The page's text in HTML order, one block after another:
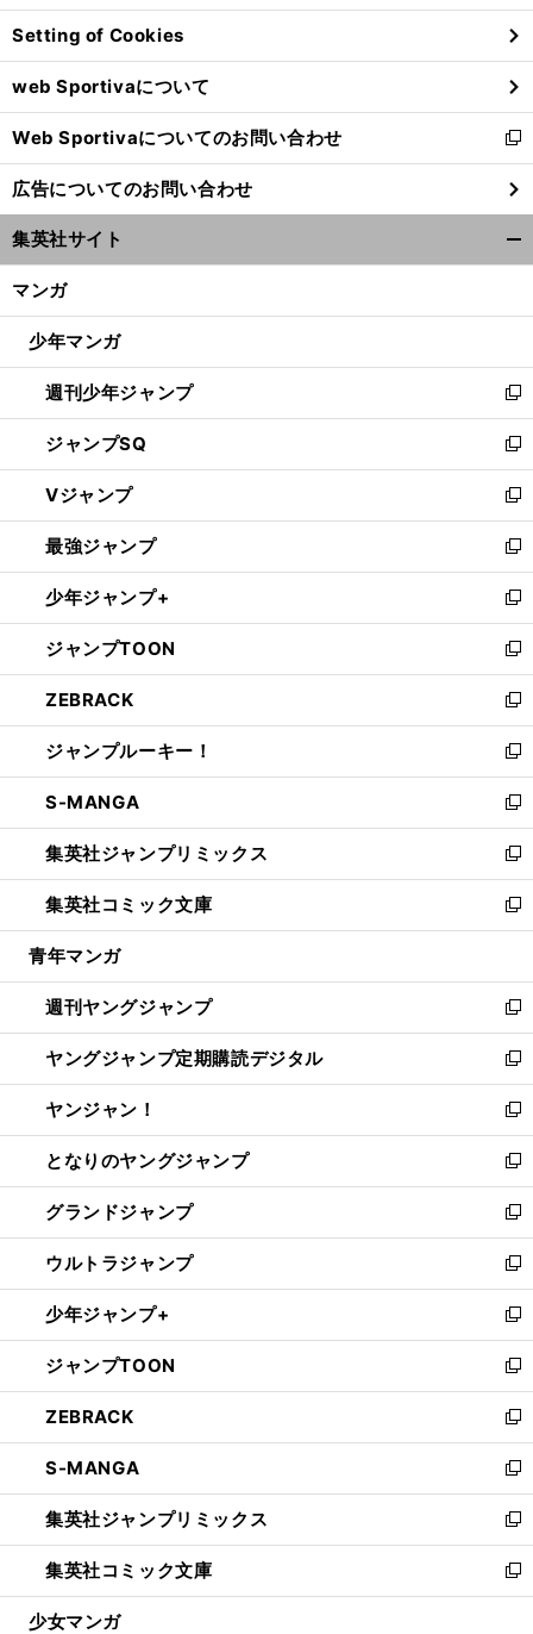
ン
ド
ウ
で
開
く
Setting of Cookies
web Sportivaについて
Web Sportivaについてのお問い合わせ
新
し
い
ウ
ィ
ン
ウ
開
く
広告についてのお問い合わせ
集英社サイト
マンガ
少年マンガ
週刊少年ジャンプ
新
し
い
ウ
ィ
ン
ド
ウ
で
開
く
ジャンプSQ
新
し
い
ウ
ィ
ン
ド
ウ
で
開
く
Vジャンプ
新
し
い
ウ
ィ
ン
ド
ウ
で
開
く
最強ジャンプ
新
し
い
ウ
ィ
ン
ド
ウ
で
開
く
少年ジャンプ+
新
し
い
ウ
ィ
ン
ド
ウ
で
開
く
ジャンプTOON
新
し
い
ウ
ィ
ン
ド
ウ
で
開
く
ZEBRACK
新
し
い
ウ
ィ
ン
ド
ウ
で
開
ジャンプルーキー！
新
し
い
ウ
ィ
ン
ド
ウ
開
く
S-MANGA
新
し
い
ウ
ィ
ン
ウ
で
開
く
集英社ジャンプリミックス
新
し
い
ウ
ン
ド
ウ
で
開
く
集英社コミック文庫
新
し
ウ
ィ
ン
ド
ウ
で
開
く
青年マンガ
週刊ヤングジャンプ
新
し
い
ウ
ィ
ン
ド
ウ
で
開
く
ヤングジャンプ定期購読デジタル
新
し
い
ウ
ィ
ン
ド
ウ
で
開
く
ヤンジャン！
新
し
い
ウ
ィ
ン
ド
ウ
で
開
く
となりのヤングジャンプ
新
し
い
ウ
ィ
ン
ド
ウ
で
開
く
グランドジャンプ
新
し
い
ウ
ィ
ン
ド
ウ
で
開
く
ウルトラジャンプ
新
し
い
ウ
ィ
ン
ド
ウ
で
開
く
少年ジャンプ+
新
し
い
ウ
ィ
ン
ド
ウ
で
開
く
ジャンプTOON
新
し
い
ウ
ィ
ン
ド
ウ
で
開
ZEBRACK
新
し
い
ウ
ィ
ン
ド
ウ
S-MANGA
新
し
い
ウ
ィ
ン
集英社ジャンプリミックス
新
し
い
ウ
集英社コミック文庫
新
し
少女マンガ